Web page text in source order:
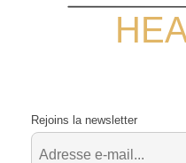
Rejoins la newsletter